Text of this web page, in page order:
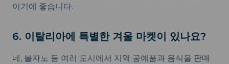
이기에 좋습니다.
6. 이탈리아에 특별한 겨울 마켓이 있나요?
네, 볼자노 등 여러 도시에서 지역 공예품과 음식을 판매